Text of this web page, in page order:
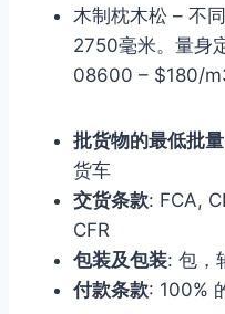
木制枕木松 – 不
2750毫米。量身
08600 – $180/
批货物的最低批量
货车
交货条款: FCA,
CFR
包装及包装: 包，
付款条款: 100%